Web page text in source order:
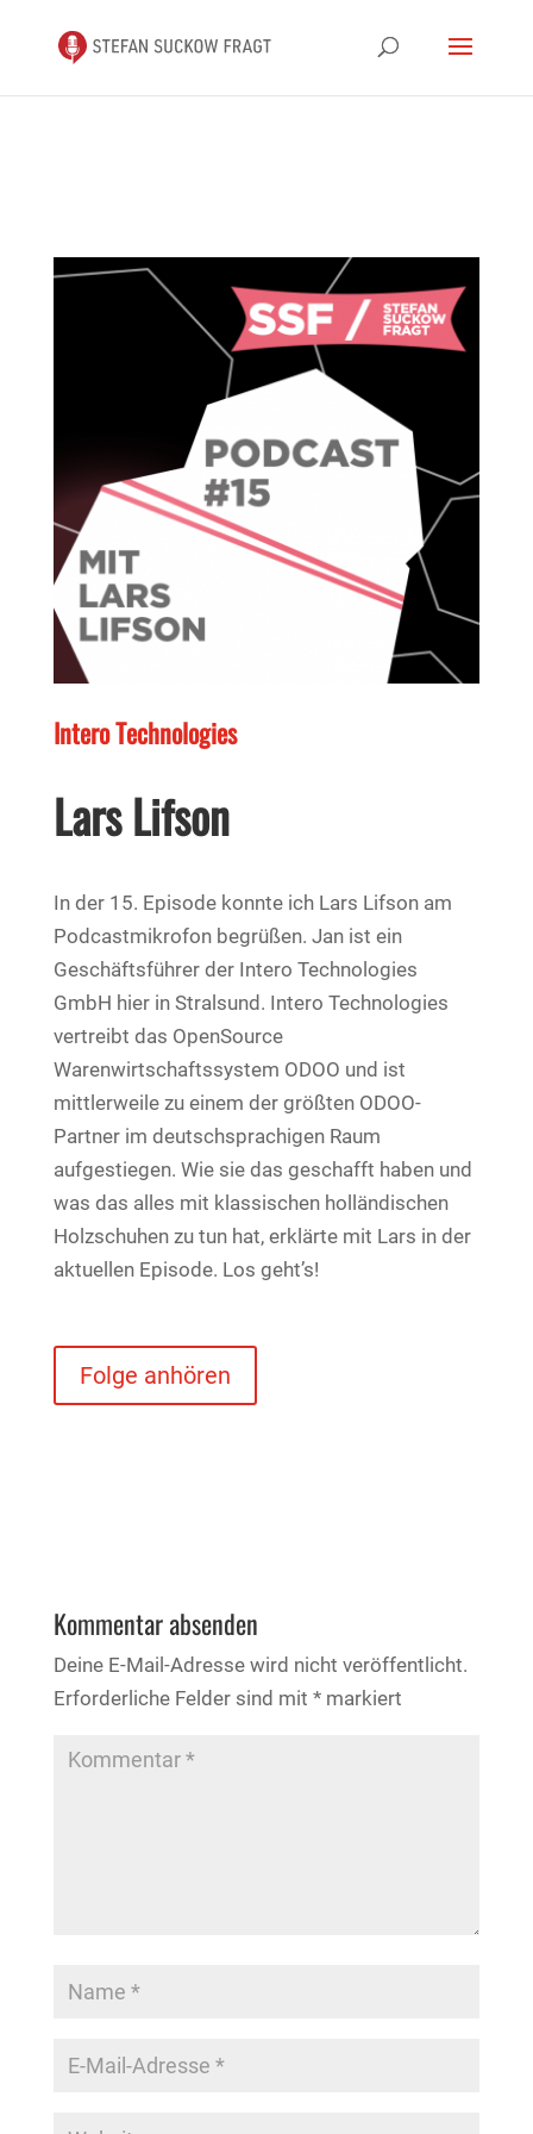
Intero Technologies
Lars Lifson
In der 15. Episode konnte ich Lars Lifson am
Podcastmikrofon begrüßen. Jan ist ein
Geschäftsführer der Intero Technologies
GmbH hier in Stralsund. Intero Technologies
vertreibt das OpenSource
Warenwirtschaftssystem ODOO und ist
mittlerweile zu einem der größten ODOO-
Partner im deutschsprachigen Raum
aufgestiegen. Wie sie das geschafft haben und
was das alles mit klassischen holländischen
Holzschuhen zu tun hat, erklärte mit Lars in der
aktuellen Episode. Los geht’s!
Folge anhören
Kommentar absenden
Deine E-Mail-Adresse wird nicht veröffentlicht.
Erforderliche Felder sind mit *markiert